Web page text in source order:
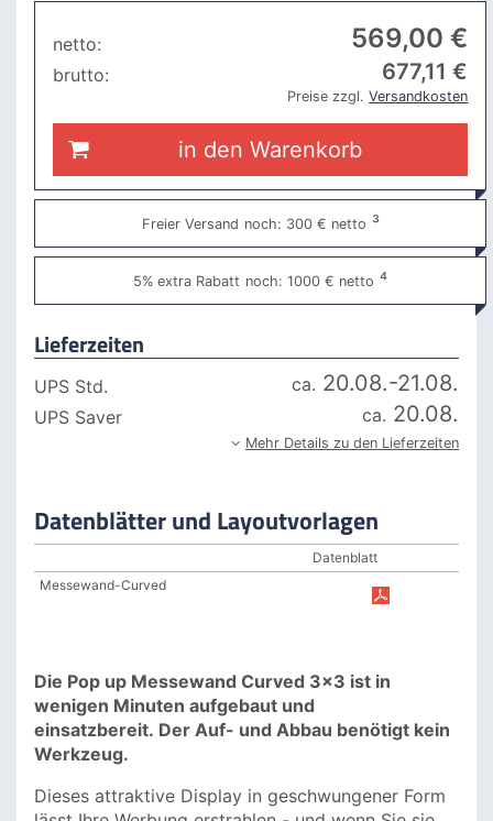
netto: 569,00 €
brutto: 677,11 €
Preise zzgl.Versandkosten
in den Warenkorb
Freier Versand noch: 300 € netto ³
5% extra Rabatt noch: 1000 € netto ⁴
Lieferzeiten
UPS Std. ca. 20.08.-21.08.
UPS Saver ca. 20.08.
Mehr Details zu den Lieferzeiten
Datenblätter und Layoutvorlagen
Datenblatt
Messewand-Curved
PDF
Die Pop up Messewand Curved 3x3 ist in
wenigen Minuten aufgebaut und
einsatzbereit. Der Auf- und Abbau benötigt kein
Werkzeug.
Dieses attraktive Display in geschwungener Form